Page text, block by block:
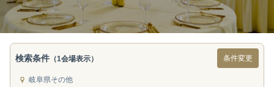
検索条件 （1会場表示） 条件変更
岐阜県その他